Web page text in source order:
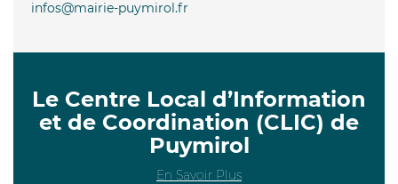
infos@mairie-puymirol.fr
Le Centre Local d’Information
et de Coordination (CLIC) de
Puymirol
En Savoir Plus